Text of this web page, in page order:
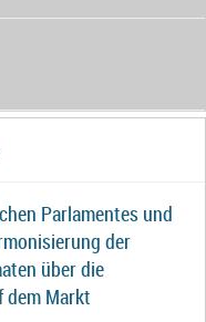
Parlamentes und
der
über die
dem Markt